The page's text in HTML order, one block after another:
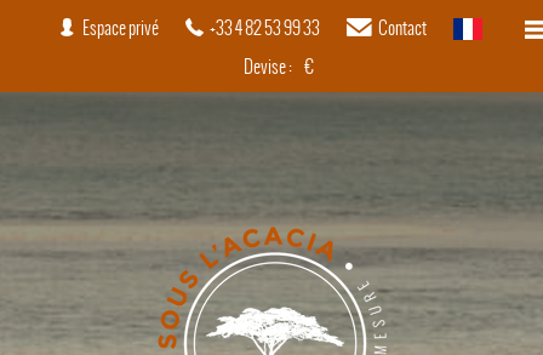
Espace privé +33 4 82 53 99 33 Contact
français
Devise : €